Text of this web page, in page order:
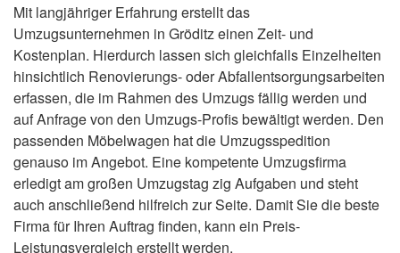
Mit langjähriger Erfahrung erstellt das
Umzugsunternehmen in Gröditz einen Zeit- und
Kostenplan. Hierdurch lassen sich gleichfalls Einzelheiten
hinsichtlich Renovierungs- oder Abfallentsorgungsarbeiten
erfassen, die im Rahmen des Umzugs fällig werden und
auf Anfrage von den Umzugs-Profis bewältigt werden. Den
passenden Möbelwagen hat die Umzugsspedition
genauso im Angebot. Eine kompetente Umzugsfirma
erledigt am großen Umzugstag zig Aufgaben und steht
auch anschließend hilfreich zur Seite. Damit Sie die beste
Firma für Ihren Auftrag finden, kann ein Preis-
Leistungsvergleich erstellt werden.